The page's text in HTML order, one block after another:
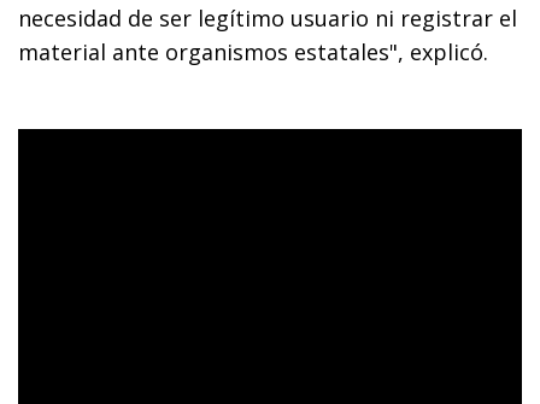
necesidad de ser legítimo usuario ni registrar el
material ante organismos estatales", explicó.